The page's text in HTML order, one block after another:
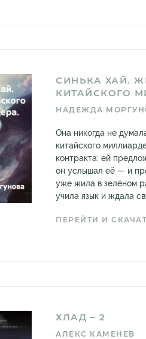
СИНЬКА ХАЙ.
КИТАЙСКОГО
НАДЕЖДА
Она никогда не
китайского
контракта: ей
он услышал её — и
уже жила в зелёном
учила язык и ждала
ПЕРЕЙТИ И
ХЛАД – 2
АЛЕКС КАМЕНЕВ